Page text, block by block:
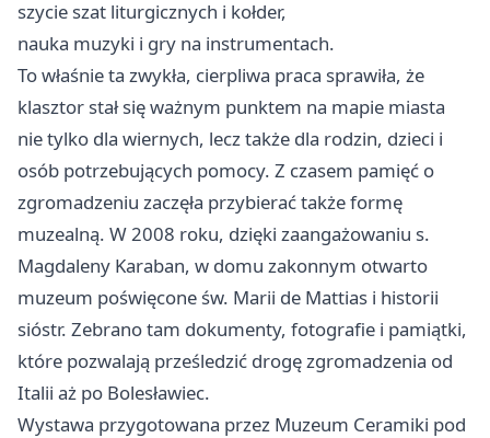
szycie szat liturgicznych i kołder,
nauka muzyki i gry na instrumentach.
To właśnie ta zwykła, cierpliwa praca sprawiła, że
klasztor stał się ważnym punktem na mapie miasta
nie tylko dla wiernych, lecz także dla rodzin, dzieci i
osób potrzebujących pomocy. Z czasem pamięć o
zgromadzeniu zaczęła przybierać także formę
muzealną. W 2008 roku, dzięki zaangażowaniu s.
Magdaleny Karaban, w domu zakonnym otwarto
muzeum poświęcone św. Marii de Mattias i historii
sióstr. Zebrano tam dokumenty, fotografie i pamiątki,
które pozwalają prześledzić drogę zgromadzenia od
Italii aż po Bolesławiec.
Wystawa przygotowana przez Muzeum Ceramiki pod